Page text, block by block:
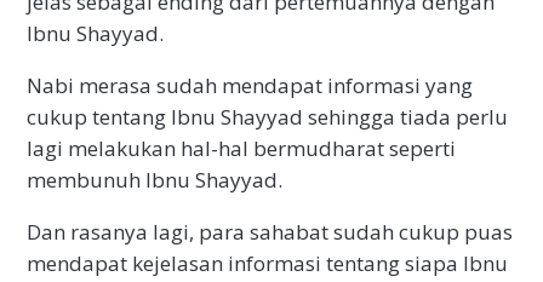
Ibnu Shayyad.
Nabi merasa sudah mendapat informasi yang
cukup tentang Ibnu Shayyad sehingga tiada perlu
lagi melakukan hal-hal bermudharat seperti
membunuh Ibnu Shayyad.
Dan rasanya lagi, para sahabat sudah cukup puas
mendapat kejelasan informasi tentang siapa Ibnu